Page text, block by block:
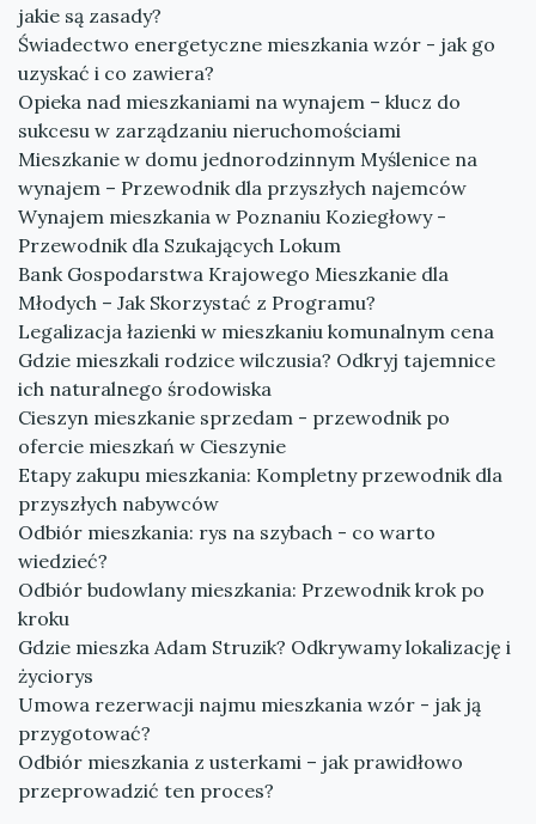
jakie są zasady?
Świadectwo energetyczne mieszkania wzór - jak go
uzyskać i co zawiera?
Opieka nad mieszkaniami na wynajem – klucz do
sukcesu w zarządzaniu nieruchomościami
Mieszkanie w domu jednorodzinnym Myślenice na
wynajem – Przewodnik dla przyszłych najemców
Wynajem mieszkania w Poznaniu Koziegłowy -
Przewodnik dla Szukających Lokum
Bank Gospodarstwa Krajowego Mieszkanie dla
Młodych – Jak Skorzystać z Programu?
Legalizacja łazienki w mieszkaniu komunalnym cena
Gdzie mieszkali rodzice wilczusia? Odkryj tajemnice
ich naturalnego środowiska
Cieszyn mieszkanie sprzedam - przewodnik po
ofercie mieszkań w Cieszynie
Etapy zakupu mieszkania: Kompletny przewodnik dla
przyszłych nabywców
Odbiór mieszkania: rys na szybach - co warto
wiedzieć?
Odbiór budowlany mieszkania: Przewodnik krok po
kroku
Gdzie mieszka Adam Struzik? Odkrywamy lokalizację i
życiorys
Umowa rezerwacji najmu mieszkania wzór - jak ją
przygotować?
Odbiór mieszkania z usterkami – jak prawidłowo
przeprowadzić ten proces?